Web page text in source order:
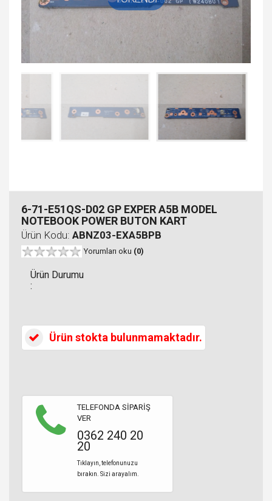
6-71-E51QS-D02 GP EXPER A5B MODEL
NOTEBOOK POWER BUTON KART
Ürün Kodu: ABNZ03-EXA5BPB
Yorumları oku (0)
Ürün Durumu
:
Ürün stokta bulunmamaktadır.
TELEFONDA SİPARİŞ
VER
0362 240 20
20
Tıklayın, telefonunuzu
bırakın. Sizi arayalım.